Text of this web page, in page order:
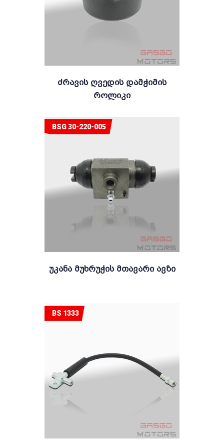
Ძრავის Ღვედის Დამჭიმის
Როლიკი
Უკანა Მუხრუჭის Მთავარი Ავზი
BSG 30-220-005
BS 1333